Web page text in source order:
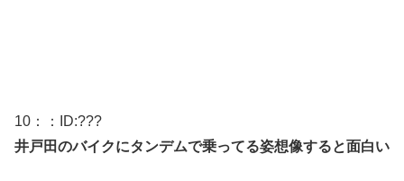
10 ：：ID:???
井戸田のバイクにタンデムで乗ってる姿想像すると面白い